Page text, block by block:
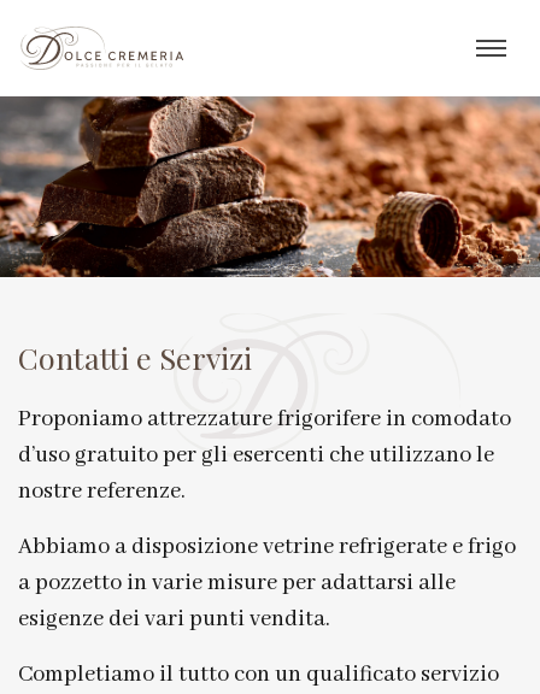
Contatti e Servizi
Proponiamo attrezzature frigorifere in comodato
d’uso gratuito per gli esercenti che utilizzano le
nostre referenze.
Abbiamo a disposizione vetrine refrigerate e frigo
a pozzetto in varie misure per adattarsi alle
esigenze dei vari punti vendita.
Completiamo il tutto con un qualificato servizio